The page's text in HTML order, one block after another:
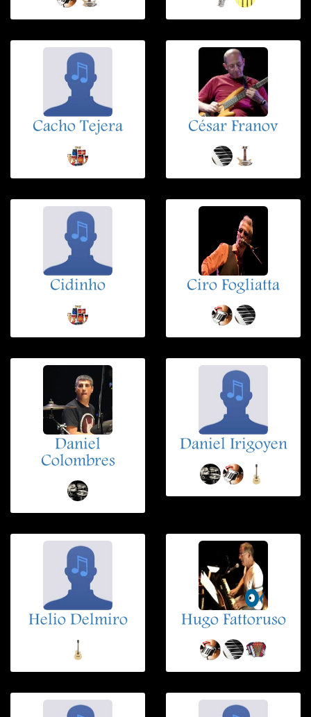
Cacho Tejera César Franov
Cidinho Ciro Fogliatta
Daniel
Colombres
Daniel Irigoyen
Helio Delmiro Hugo Fattoruso